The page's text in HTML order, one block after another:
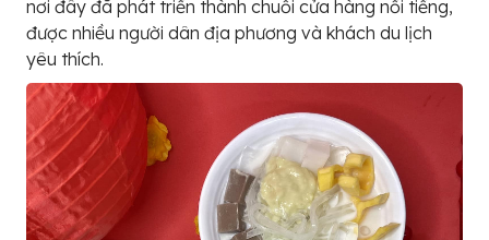
nơi đây đã phát triển thành chuỗi cửa hàng nổi tiếng,
được nhiều người dân địa phương và khách du lịch
yêu thích.